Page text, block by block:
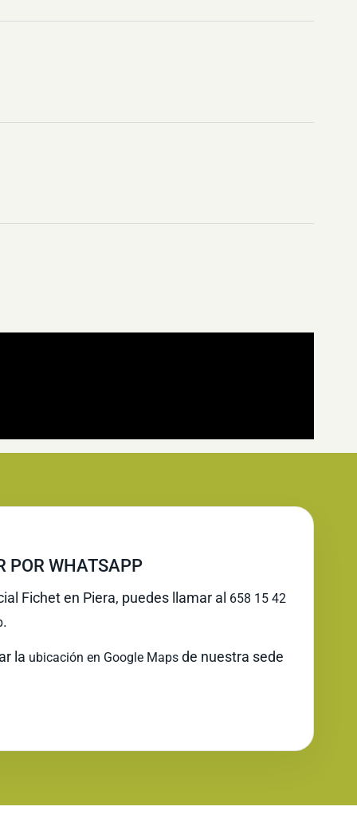
POR WHATSAPP
Fichet en Piera, puedes llamar al 658 15 42
.
la ubicación en Google Maps de nuestra sede